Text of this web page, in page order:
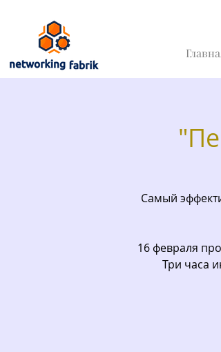
Самый
16 февраля
Три часа